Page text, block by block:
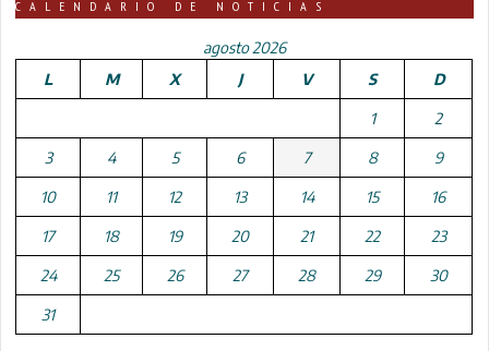
CALENDARIO DE NOTICIAS
agosto 2026
L
M X J V S D
1 2
3 4 5 6 7 8 9
10 11 12 13 14 15 16
17 18 19 20 21 22 23
24 25 26 27 28 29 30
31